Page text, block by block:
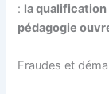
: la qualification
pédagogie
Fraudes et